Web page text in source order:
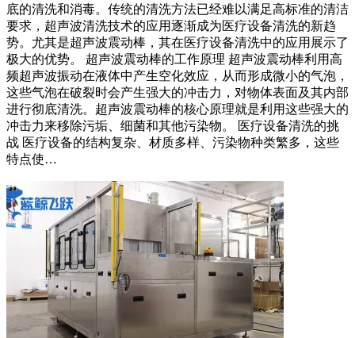
底的清洗和消毒。传统的清洗方法已经难以满足高标准的清洁
要求，超声波清洗技术的应用逐渐成为医疗设备清洗的新趋
势。尤其是超声波震动棒，其在医疗设备清洗中的应用展示了
极大的优势。 超声波震动棒的工作原理 超声波震动棒利用高
频超声波振动在液体中产生空化效应，从而形成微小的气泡，
这些气泡在破裂时会产生强大的冲击力，对物体表面及其内部
进行彻底清洗。超声波震动棒的核心原理就是利用这些强大的
冲击力来移除污垢、细菌和其他污染物。 医疗设备清洗的挑
战 医疗设备的结构复杂、材质多样、污染物种类繁多，这些
特点使…